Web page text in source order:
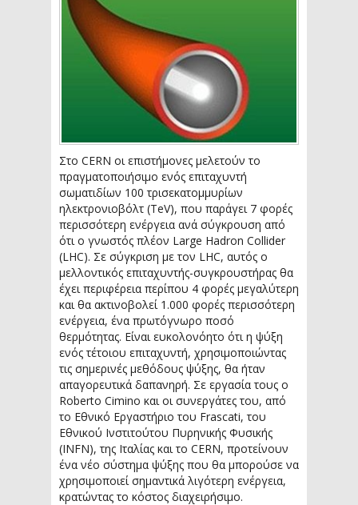
Στο CERN οι επιστήμονες μελετούν το
πραγματοποιήσιμο ενός επιταχυντή
σωματιδίων 100 τρισεκατομμυρίων
ηλεκτρονιοβόλτ (TeV), που παράγει 7 φορές
περισσότερη ενέργεια ανά σύγκρουση από
ότι ο γνωστός πλέον Large Hadron Collider
(LHC). Σε σύγκριση με τον LHC, αυτός ο
μελλοντικός επιταχυντής-συγκρουστήρας θα
έχει περιφέρεια περίπου 4 φορές μεγαλύτερη
και θα ακτινοβολεί 1.000 φορές περισσότερη
ενέργεια, ένα πρωτόγνωρο ποσό
θερμότητας. Είναι ευκολονόητο ότι η ψύξη
ενός τέτοιου επιταχυντή, χρησιμοποιώντας
τις σημερινές μεθόδους ψύξης, θα ήταν
απαγορευτικά δαπανηρή. Σε εργασία τους ο
Roberto Cimino και οι συνεργάτες του, από
το Εθνικό Εργαστήριο του Frascati, του
Εθνικού Ινστιτούτου Πυρηνικής Φυσικής
(INFN), της Ιταλίας και το CERN, προτείνουν
ένα νέο σύστημα ψύξης που θα μπορούσε να
χρησιμοποιεί σημαντικά λιγότερη ενέργεια,
κρατώντας το κόστος διαχειρήσιμο.